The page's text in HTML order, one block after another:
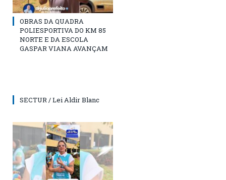
OBRAS DA QUADRA
POLIESPORTIVA DO KM 85
NORTE E DA ESCOLA
GASPAR VIANA AVANÇAM
SECTUR / Lei Aldir Blanc